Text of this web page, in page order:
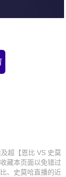
超【恩比 VS 史莫
藏本页面以免错过
、史莫哈直播的近